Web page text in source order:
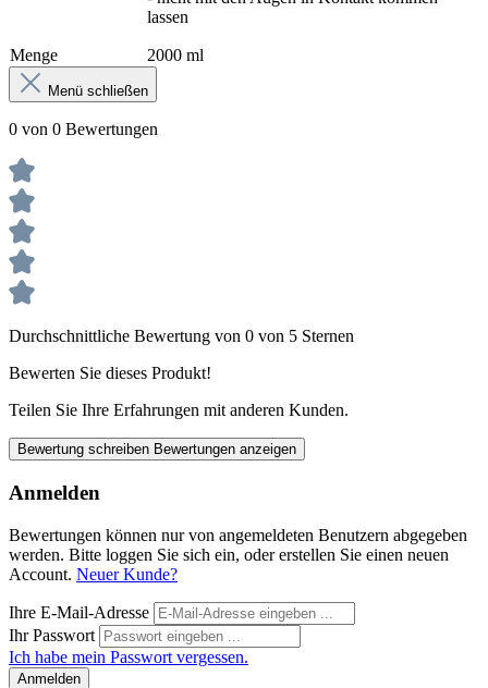
lassen
Menge 2000 ml
Menü schließen
0 von 0 Bewertungen
Durchschnittliche Bewertung von 0 von 5 Sternen
Bewerten Sie dieses Produkt!
Teilen Sie Ihre Erfahrungen mit anderen Kunden.
Bewertung schreiben Bewertungen anzeigen
Anmelden
Bewertungen können nur von angemeldeten Benutzern abgegeben
werden. Bitte loggen Sie sich ein, oder erstellen Sie einen neuen
Account. Neuer Kunde?
Ihre E-Mail-Adresse
Ihr Passwort
Ich habe mein Passwort vergessen.
Anmelden